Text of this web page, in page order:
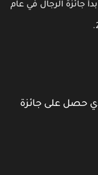
جائزة الرجال في عام
حصل على جائزة